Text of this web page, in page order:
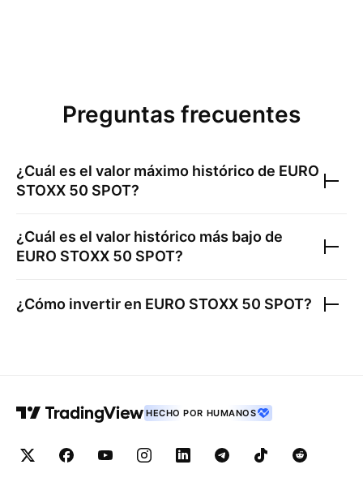
Preguntas frecuentes
¿Cuál es el valor máximo histórico de EURO
STOXX 50 SPOT?
¿Cuál es el valor histórico más bajo de
EURO STOXX 50 SPOT?
¿Cómo invertir en EURO STOXX 50 SPOT?
HECHO POR HUMANOS